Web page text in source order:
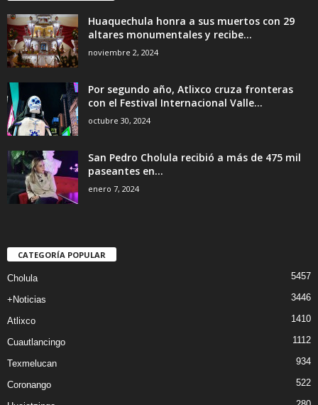
Huaquechula honra a sus muertos con 29
altares monumentales y recibe...
noviembre 2, 2024
Por segundo año, Atlixco cruza fronteras
con el Festival Internacional Valle...
octubre 30, 2024
San Pedro Cholula recibió a más de 475 mil
paseantes en...
enero 7, 2024
CATEGORÍA POPULAR
Cholula 5457
+Noticias 3446
Atlixco 1410
Cuautlancingo 1112
Texmelucan 934
Coronango 522